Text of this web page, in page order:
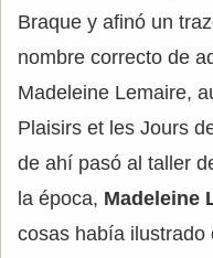
Braque y afinó un
nombre correcto de
Madeleine Lemaire,
Plaisirs et les Jours
de ahí pasó al taller
la época, Madeleine
cosas había ilustrado